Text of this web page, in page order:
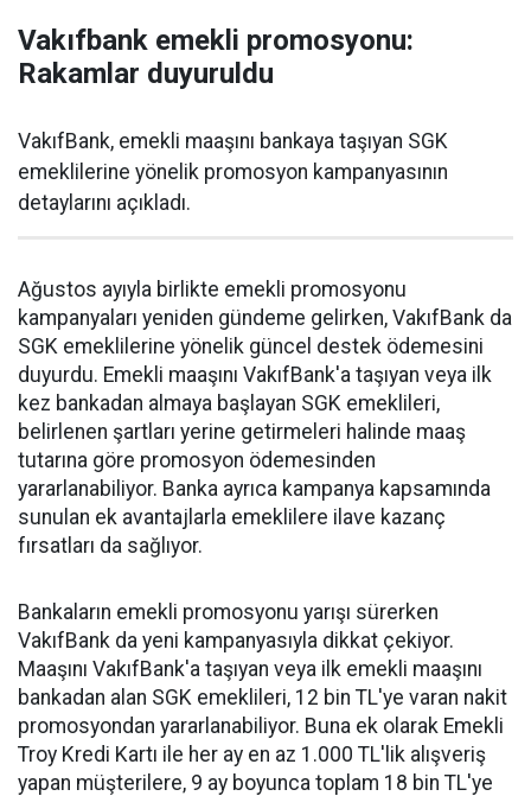
Vakıfbank emekli promosyonu:
Rakamlar duyuruldu
VakıfBank, emekli maaşını bankaya taşıyan SGK
emeklilerine yönelik promosyon kampanyasının
detaylarını açıkladı.
Ağustos ayıyla birlikte emekli promosyonu
kampanyaları yeniden gündeme gelirken, VakıfBank da
SGK emeklilerine yönelik güncel destek ödemesini
duyurdu. Emekli maaşını VakıfBank'a taşıyan veya ilk
kez bankadan almaya başlayan SGK emeklileri,
belirlenen şartları yerine getirmeleri halinde maaş
tutarına göre promosyon ödemesinden
yararlanabiliyor. Banka ayrıca kampanya kapsamında
sunulan ek avantajlarla emeklilere ilave kazanç
fırsatları da sağlıyor.
Bankaların emekli promosyonu yarışı sürerken
VakıfBank da yeni kampanyasıyla dikkat çekiyor.
Maaşını VakıfBank'a taşıyan veya ilk emekli maaşını
bankadan alan SGK emeklileri, 12 bin TL'ye varan nakit
promosyondan yararlanabiliyor. Buna ek olarak Emekli
Troy Kredi Kartı ile her ay en az 1.000 TL'lik alışveriş
yapan müşterilere, 9 ay boyunca toplam 18 bin TL'ye